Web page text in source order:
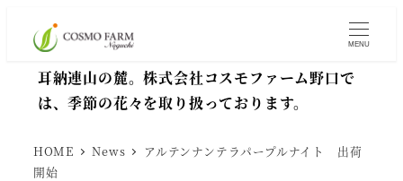
MENU
耳納連山の麓。株式会社コスモファーム野口で
は、季節の花々を取り扱っております。
HOME News
アルテンナンテラパープルナイト 出荷
開始